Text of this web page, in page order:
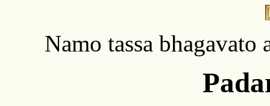
Namo tassa bhagavato